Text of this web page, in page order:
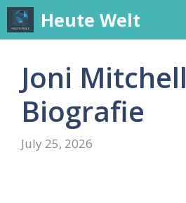
Skip
content
Heute Welt
Joni Mitchell
Biografie
July 25, 2026